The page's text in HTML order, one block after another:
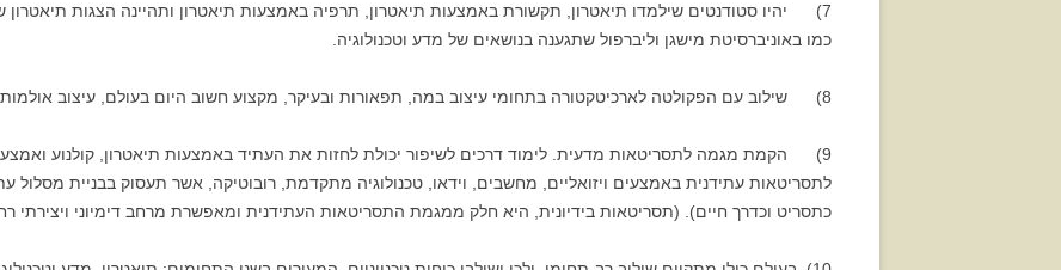
7) יהיו סטודנטים שילמדו תיאטרון, תקשורת באמצעות תיאטרון, תרפיה באמצעות תיאטרון ותהיינה הצגות תיאטרון
כמו באוניברסיטת מישגן וליברפול שתגענה בנושאים של מדע וטכנולוגיה.
8) שילוב עם הפקולטה לארכיטקטורה בתחומי עיצוב במה, תפאורות ובעיקר, מקצוע חשוב היום בעולם, עיצוב אולמות תיאטרון ומולטי מדיה.
9) הקמת מגמה לתסריטאות מדעית. לימוד דרכים לשיפור יכולת לחזות את העתיד באמצעות תיאטרון, קולנוע
לתסריטאות עתידנית באמצעים ויזואליים, מחשבים, וידאו, טכנולוגיה מתקדמת, רובוטיקה, אשר תעסוק בבניית מסלול
כתסריט וכדרך חיים). (תסריטאות בידיונית, היא חלק ממגמת התסריטאות העתידנית ומאפשרת מרחב דימיוני ויצירתי